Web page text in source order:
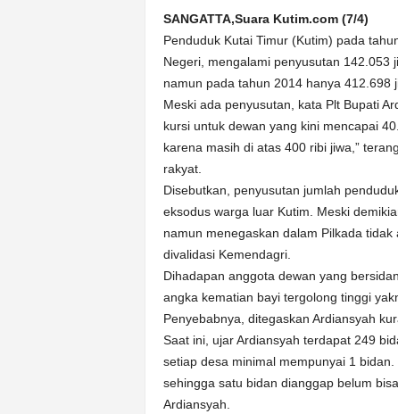
SANGATTA,Suara Kutim.com (7/4)
Penduduk Kutai Timur (Kutim) pada
Negeri, mengalami penyusutan 142.053
namun pada tahun 2014 hanya 412.698
Meski ada penyusutan, kata Plt Bupati
kursi untuk dewan yang kini mencapai
karena masih di atas 400 ribi jiwa,”
rakyat.
Disebutkan, penyusutan jumlah
eksodus warga luar Kutim. Meski
namun menegaskan dalam Pilkada
divalidasi Kemendagri.
Dihadapan anggota dewan yang
angka kematian bayi tergolong tinggi
Penyebabnya, ditegaskan Ardiansyah
Saat ini, ujar Ardiansyah terdapat 249
setiap desa minimal mempunyai 1
sehingga satu bidan dianggap belum
Ardiansyah.